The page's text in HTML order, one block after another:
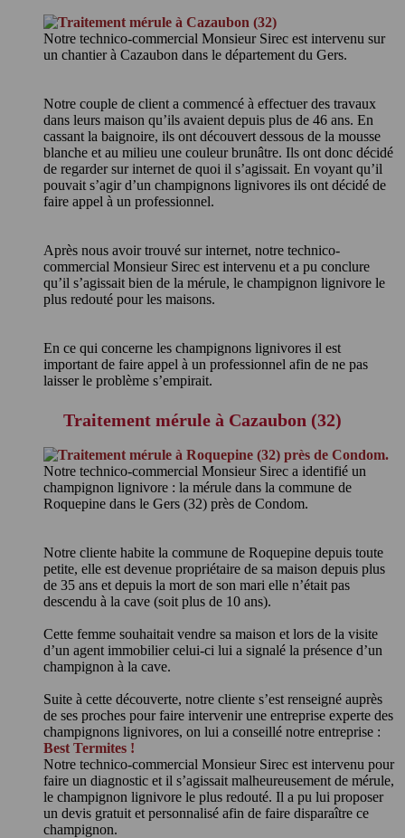
Notre technico-commercial Monsieur Sirec est intervenu sur
un chantier à Cazaubon dans le département du Gers.
Notre couple de client a commencé à effectuer des travaux
dans leurs maison qu’ils avaient depuis plus de 46 ans. En
cassant la baignoire, ils ont découvert dessous de la mousse
blanche et au milieu une couleur brunâtre. Ils ont donc décidé
de regarder sur internet de quoi il s’agissait. En voyant qu’il
pouvait s’agir d’un champignons lignivores ils ont décidé de
faire appel à un professionnel.
Après nous avoir trouvé sur internet, notre technico-
commercial Monsieur Sirec est intervenu et a pu conclure
qu’il s’agissait bien de la mérule, le champignon lignivore le
plus redouté pour les maisons.
En ce qui concerne les champignons lignivores il est
important de faire appel à un professionnel afin de ne pas
laisser le problème s’empirait.
Traitement mérule à Cazaubon (32)
Notre technico-commercial Monsieur Sirec a identifié un
champignon lignivore : la mérule dans la commune de
Roquepine dans le Gers (32) près de Condom.
Notre cliente habite la commune de Roquepine depuis toute
petite, elle est devenue propriétaire de sa maison depuis plus
de 35 ans et depuis la mort de son mari elle n’était pas
descendu à la cave (soit plus de 10 ans).
Cette femme souhaitait vendre sa maison et lors de la visite
d’un agent immobilier celui-ci lui a signalé la présence d’un
champignon à la cave.
Suite à cette découverte, notre cliente s’est renseigné auprès
de ses proches pour faire intervenir une entreprise experte des
champignons lignivores, on lui a conseillé notre entreprise :
Best Termites !
Notre technico-commercial Monsieur Sirec est intervenu pour
faire un diagnostic et il s’agissait malheureusement de mérule,
le champignon lignivore le plus redouté. Il a pu lui proposer
un devis gratuit et personnalisé afin de faire disparaître ce
champignon.